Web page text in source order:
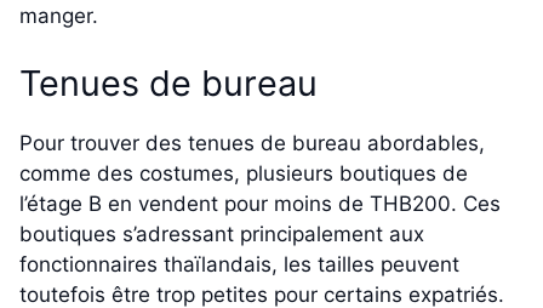
manger.
Tenues de bureau
Pour trouver des tenues de bureau abordables,
comme des costumes, plusieurs boutiques de
l’étage B en vendent pour moins de THB200. Ces
boutiques s’adressant principalement aux
fonctionnaires thaïlandais, les tailles peuvent
toutefois être trop petites pour certains expatriés.